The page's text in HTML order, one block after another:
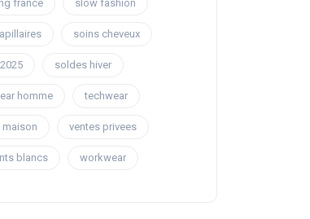
france slow fashion
soins cheveux
soldes hiver
homme techwear
maison ventes privees
blancs workwear